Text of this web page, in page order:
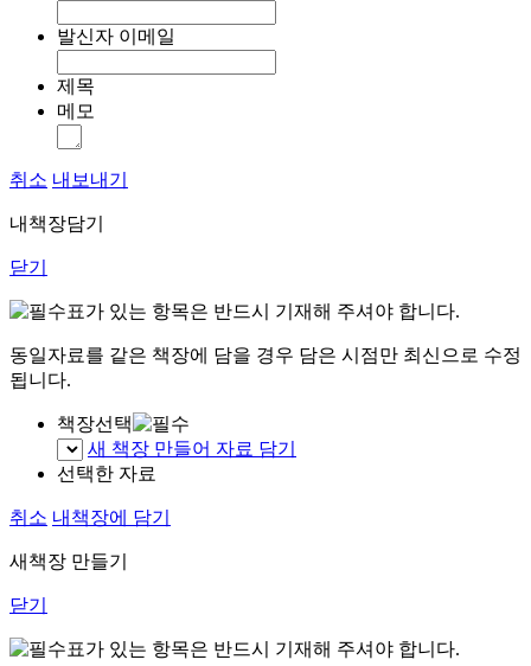
발신자 이메일
제목
메모
취소 내보내기
내책장담기
닫기
표가 있는 항목은 반드시 기재해 주셔야 합니다.
동일자료를 같은 책장에 담을 경우 담은 시점만 최신으로 수정
됩니다.
책장선택
새 책장 만들어 자료 담기
선택한 자료
취소 내책장에 담기
새책장 만들기
닫기
표가 있는 항목은 반드시 기재해 주셔야 합니다.